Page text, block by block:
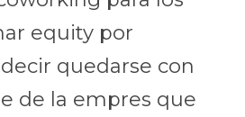
equity por
quedarse con
de la empres que